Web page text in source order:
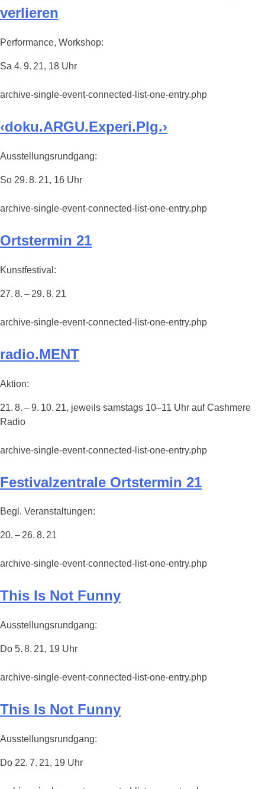
verlieren
Performance, Workshop:
Sa 4. 9. 21, 18 Uhr
archive-single-event-connected-list-one-entry.php
‹doku.ARGU.Experi.PIg.›
Ausstellungsrundgang:
So 29. 8. 21, 16 Uhr
archive-single-event-connected-list-one-entry.php
Ortstermin 21
Kunstfestival:
27. 8. – 29. 8. 21
archive-single-event-connected-list-one-entry.php
radio.MENT
Aktion:
21. 8. – 9. 10. 21, jeweils samstags 10–11 Uhr auf Cashmere
Radio
archive-single-event-connected-list-one-entry.php
Festivalzentrale Ortstermin 21
Begl. Veranstaltungen:
20. – 26. 8. 21
archive-single-event-connected-list-one-entry.php
This Is Not Funny
Ausstellungsrundgang:
Do 5. 8. 21, 19 Uhr
archive-single-event-connected-list-one-entry.php
This Is Not Funny
Ausstellungsrundgang:
Do 22. 7. 21, 19 Uhr